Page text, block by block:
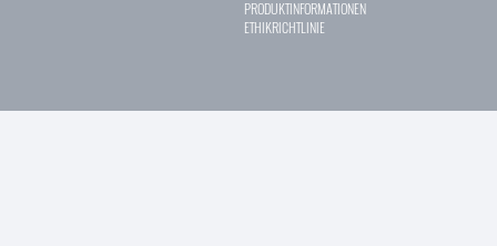
PRODUKTINFORMATIONEN
ETHIKRICHTLINIE